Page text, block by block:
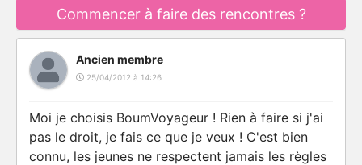
Commencer à faire des rencontres ?
Ancien membre
25/04/2012 à 14:26
Moi je choisis BoumVoyageur ! Rien à faire si j'ai
pas le droit, je fais ce que je veux ! C'est bien
connu, les jeunes ne respectent jamais les règles